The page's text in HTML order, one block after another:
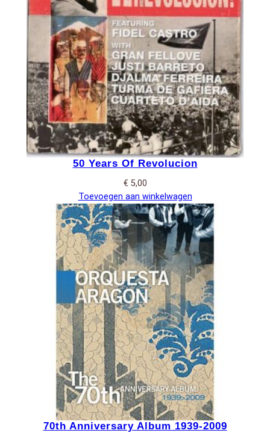
50 Years Of Revolucion
€ 5,00
Toevoegen aan winkelwagen
70th Anniversary Album 1939-2009